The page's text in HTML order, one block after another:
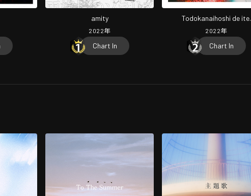
amity
2022年
Chart In
Todokanaihoshi de ite.
2022年
Chart In